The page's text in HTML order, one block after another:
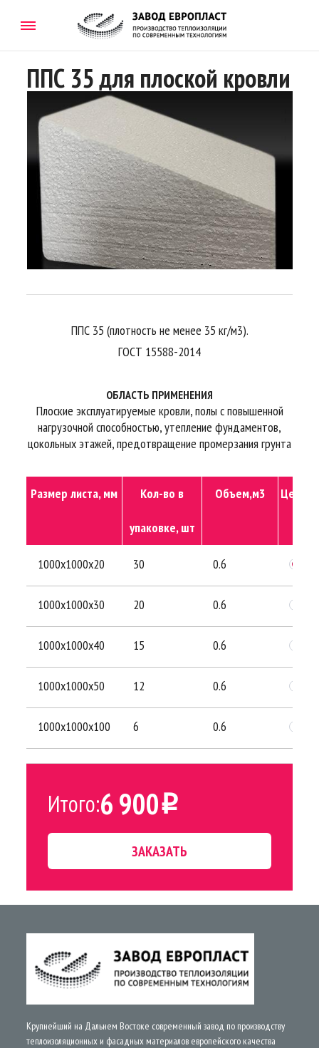
ППС 35 для плоской кровли
ППС 35 (плотность не менее 35 кг/м3).
ГОСТ 15588-2014
ОБЛАСТЬ ПРИМЕНЕНИЯ
Плоские эксплуатируемые кровли, полы с повышенной
нагрузочной способностью, утепление фундаментов,
цокольных этажей, предотвращение промерзания грунта
Размер листа, мм Кол-во в
упаковке, шт
Объем,м3 Цена
1000х1000х20 30 0.6
1000х1000х30 20 0.6
1000х1000х40 15 0.6
1000х1000х50 12 0.6
1000х1000х100 6 0.6
Итого:6 900i
ЗАКАЗАТЬ
Крупнейший на Дальнем Востоке современный завод по производству
теплоизоляционных и фасадных материалов европейского качества